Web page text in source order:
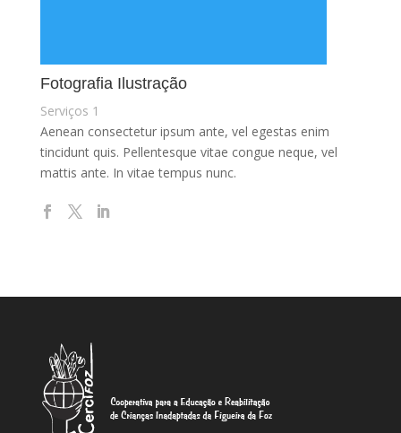
Fotografia Ilustração
Serviços 1
Aenean consectetur ipsum ante, vel egestas enim
tincidunt quis. Pellentesque vitae congue neque, vel
mattis ante. In vitae tempus nunc.